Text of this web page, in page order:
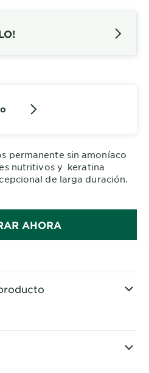
permanente sin amoníaco
nutritivos y keratina
de larga duración.
y brillante.
AHORA